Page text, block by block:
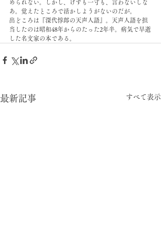
められない。しかし、げすも一寸も、言わないしな
あ。覚えたところで活かしようがないのだが。
出どころは『深代惇郎の天声人語』。天声人語を担
当したのは昭和48年からのたった2年半。病気で早逝
した名文家の本である。
最新記事 すべて表示